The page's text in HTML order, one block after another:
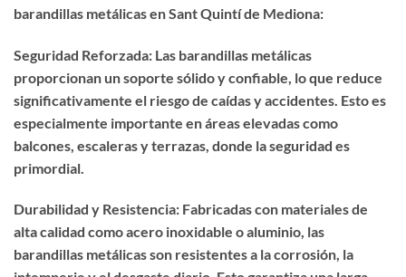
barandillas metálicas en Sant Quintí de Mediona:
Seguridad Reforzada: Las barandillas metálicas
proporcionan un soporte sólido y confiable, lo que reduce
significativamente el riesgo de caídas y accidentes. Esto es
especialmente importante en áreas elevadas como
balcones, escaleras y terrazas, donde la seguridad es
primordial.
Durabilidad y Resistencia: Fabricadas con materiales de
alta calidad como acero inoxidable o aluminio, las
barandillas metálicas son resistentes a la corrosión, la